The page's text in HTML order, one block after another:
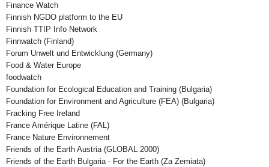
Finance Watch
Finnish NGDO platform to the EU
Finnish TTIP Info Network
Finnwatch (Finland)
Forum Unwelt und Entwicklung (Germany)
Food & Water Europe
foodwatch
Foundation for Ecological Education and Training (Bulgaria)
Foundation for Environment and Agriculture (FEA) (Bulgaria)
Fracking Free Ireland
France Amérique Latine (FAL)
France Nature Environnement
Friends of the Earth Austria (GLOBAL 2000)
Friends of the Earth Bulgaria - For the Earth (Za Zemiata)